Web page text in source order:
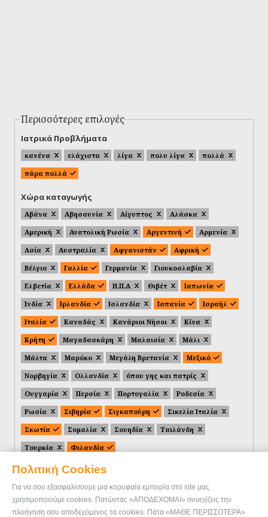
Πολιτική Cookies
Για να σου εξασφαλίσουμε μια κορυφαία εμπειρία στο site μας
χρησιμοποιούμε cookies. Πατώντας «ΑΠΟΔΕΧΟΜΑΙ» συνεχίζεις την
πλοήγηση σου αποδεχόμενος τα cookies. Πάτα «ΜΑΘΕ ΠΕΡΙΣΣΟΤΕΡΑ»
Περισσότερες επιλογές
Ιατρικά Προβλήματα
κανένα ελάχιστα λίγα πολυ λίγα
πολλά
πάρα πολλά
Χώρα καταγωγής
Αβάνα Αβησσυνία Αίγυπτος
Αλάσκα
Αμερική
Ανατολική Ρωσία Αργεντινή
Αρμενία
Ασία
Αυστραλία Αφγανιστάν
Αφρική
Βέλγιο
Γαλλία Γερμανία
Γιουκοσλαβία
Ελβετία
Ελλάδα Η.Π.Α Θιβέτ
Ιαπωνία
Ινδία
Ιρλανδία Ισλανδία Ισπανία
Ισραήλ
Ιταλία
Καναδάς Κανάριοι Νήσοι
Κίνα
Κρήτη
Μαγαδασκάρη Μαλαισία
Μάλι
Μάλτα
Μαρόκο Μεγάλη Βρετανία
Μεξικό
Νορβηγία
Ολλανδία
όπου γης και πατρίς
Ουγγαρία
Περσία Πορτογαλία
Ροδεσία
Ρωσία
Σιβηρία Σιγκαπούρη
Σικελία Ιταλία
Σκωτία
Σομαλία Σουηδία
Ταιλάνδη
Τουρκία
Φιλανδία